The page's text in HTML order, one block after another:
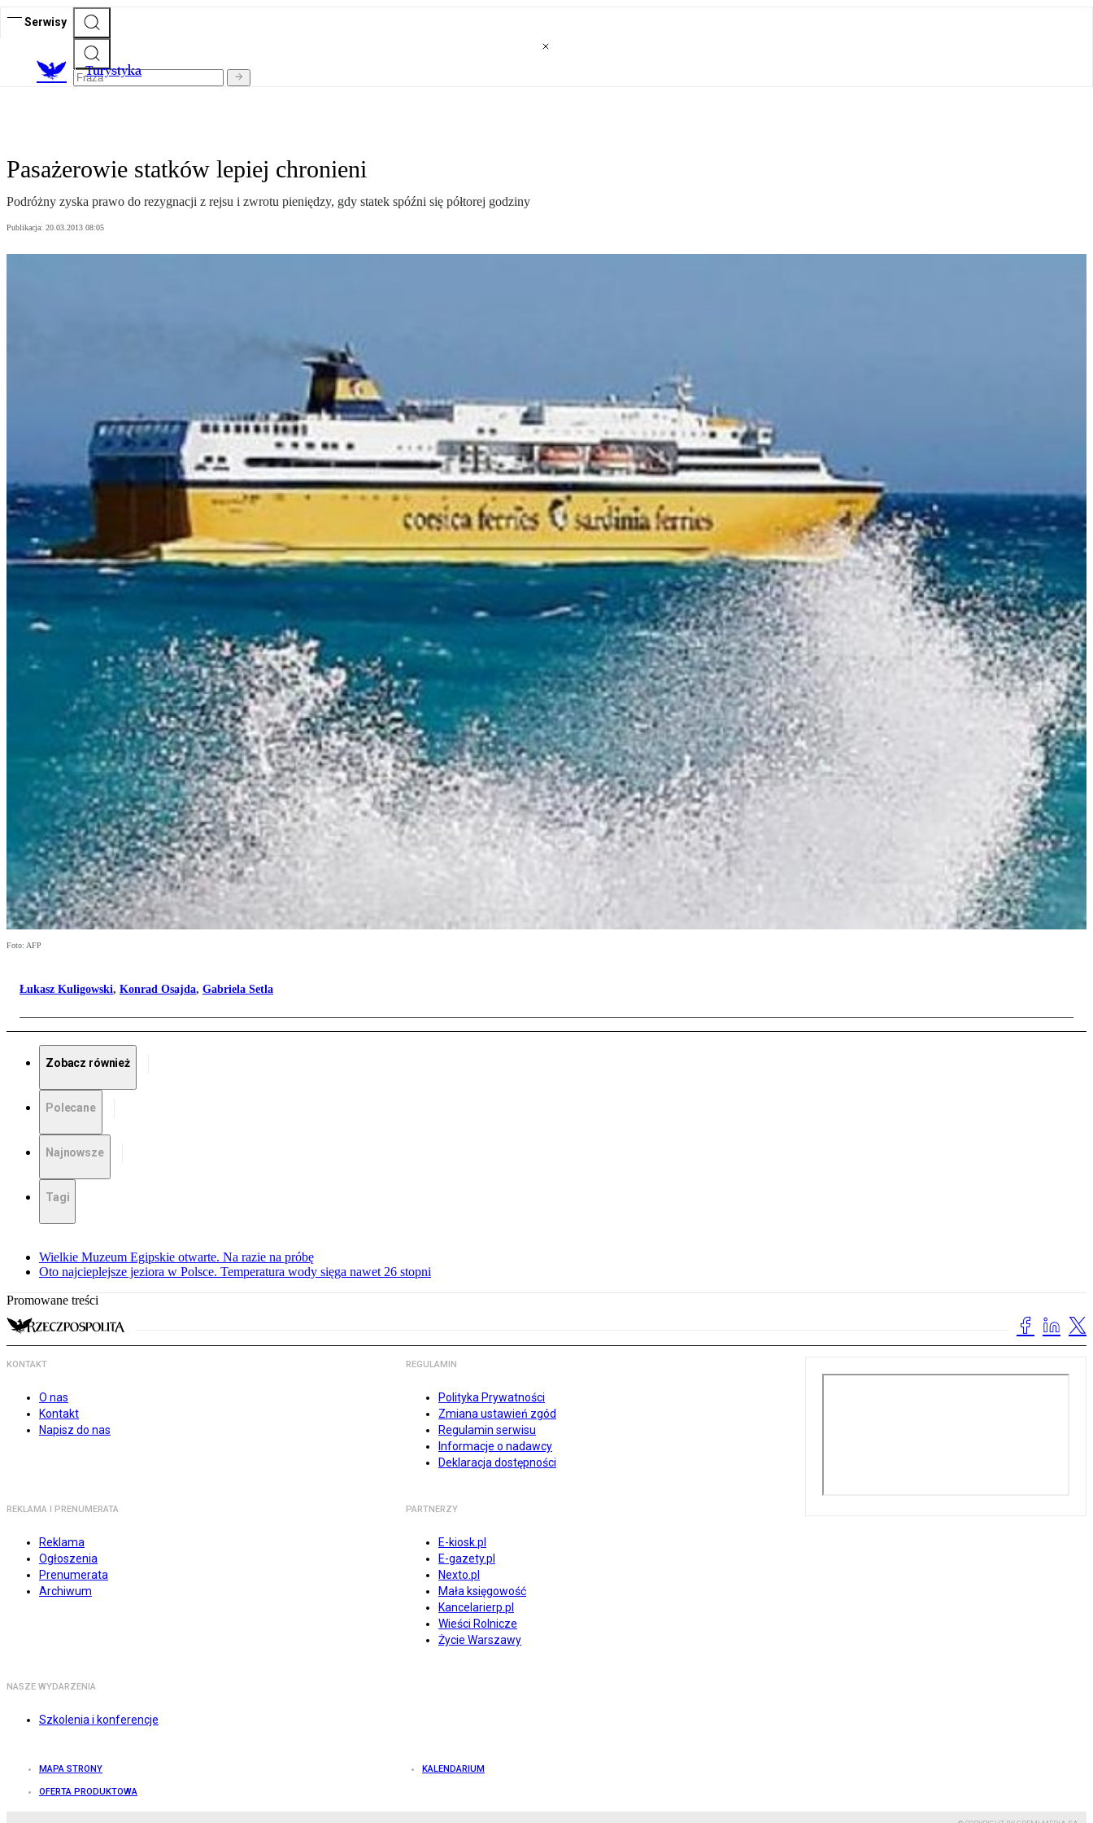
Serwisy
Turystyka
Pasażerowie statków lepiej chronieni
Podróżny zyska prawo do rezygnacji z rejsu i zwrotu pieniędzy, gdy statek spóźni się półtorej godziny
Publikacja: 20.03.2013 08:05
Foto: AFP
Łukasz Kuligowski, Konrad Osajda, Gabriela Setla
Zobacz również
Polecane
Najnowsze
Tagi
Wielkie Muzeum Egipskie otwarte. Na razie na próbę
Oto najcieplejsze jeziora w Polsce. Temperatura wody sięga nawet 26 stopni
Promowane treści
KONTAKT
O nas
Kontakt
Napisz do nas
REGULAMIN
Polityka Prywatności
Zmiana ustawień zgód
Regulamin serwisu
Informacje o nadawcy
Deklaracja dostępności
REKLAMA I PRENUMERATA
Reklama
Ogłoszenia
Prenumerata
Archiwum
PARTNERZY
E-kiosk.pl
E-gazety.pl
Nexto.pl
Mała księgowość
Kancelarierp.pl
Wieści Rolnicze
Życie Warszawy
NASZE WYDARZENIA
Szkolenia i konferencje
MAPA STRONY KALENDARIUM
OFERTA PRODUKTOWA